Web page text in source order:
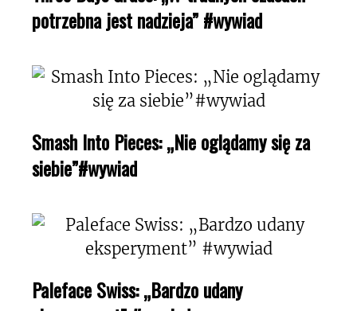
potrzebna jest nadzieja” #wywiad
Smash Into Pieces: „Nie oglądamy się za
siebie”#wywiad
Paleface Swiss: „Bardzo udany